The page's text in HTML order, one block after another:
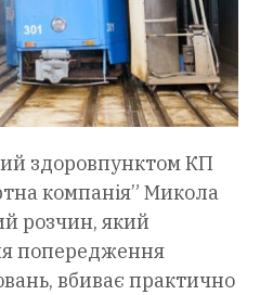
здоровпунктом КП
компанія” Микола
розчин, який
попередження
вбиває практично